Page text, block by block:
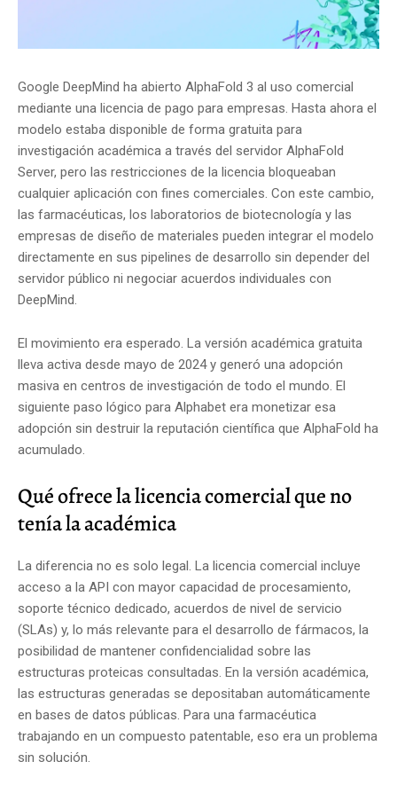
Google DeepMind ha abierto AlphaFold 3 al uso comercial
mediante una licencia de pago para empresas. Hasta ahora el
modelo estaba disponible de forma gratuita para
investigación académica a través del servidor AlphaFold
Server, pero las restricciones de la licencia bloqueaban
cualquier aplicación con fines comerciales. Con este cambio,
las farmacéuticas, los laboratorios de biotecnología y las
empresas de diseño de materiales pueden integrar el modelo
directamente en sus pipelines de desarrollo sin depender del
servidor público ni negociar acuerdos individuales con
DeepMind.
El movimiento era esperado. La versión académica gratuita
lleva activa desde mayo de 2024 y generó una adopción
masiva en centros de investigación de todo el mundo. El
siguiente paso lógico para Alphabet era monetizar esa
adopción sin destruir la reputación científica que AlphaFold ha
acumulado.
Qué ofrece la licencia comercial que no
tenía la académica
La diferencia no es solo legal. La licencia comercial incluye
acceso a la API con mayor capacidad de procesamiento,
soporte técnico dedicado, acuerdos de nivel de servicio
(SLAs) y, lo más relevante para el desarrollo de fármacos, la
posibilidad de mantener confidencialidad sobre las
estructuras proteicas consultadas. En la versión académica,
las estructuras generadas se depositaban automáticamente
en bases de datos públicas. Para una farmacéutica
trabajando en un compuesto patentable, eso era un problema
sin solución.